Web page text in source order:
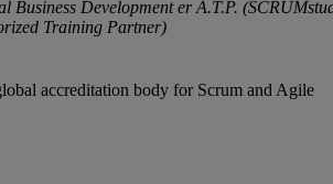
Business Development er A.T.P.
Training Partner)
accreditation body for Scrum and Agile